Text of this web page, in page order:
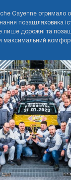
Cayenne отримало
позашляховика
дорожні та
максимальний комфорт